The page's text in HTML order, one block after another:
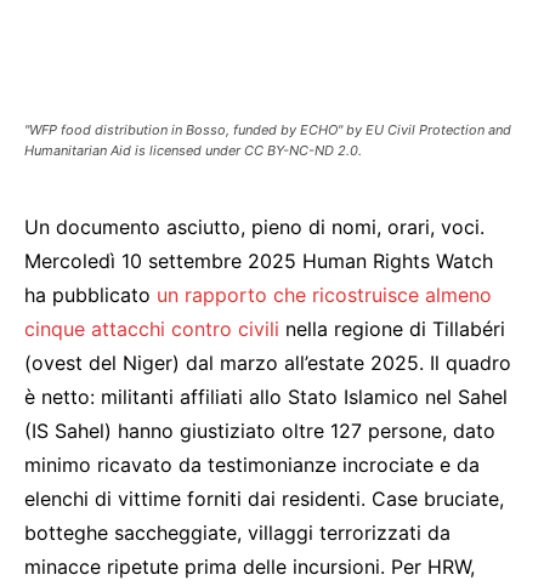
"WFP food distribution in Bosso, funded by ECHO" by EU Civil Protection and
Humanitarian Aid is licensed under CC BY-NC-ND 2.0.
Un documento asciutto, pieno di nomi, orari, voci.
Mercoledì 10 settembre 2025 Human Rights Watch
ha pubblicato un rapporto che ricostruisce almeno
cinque attacchi contro civili nella regione di Tillabéri
(ovest del Niger) dal marzo all’estate 2025. Il quadro
è netto: militanti affiliati allo Stato Islamico nel Sahel
(IS Sahel) hanno giustiziato oltre 127 persone, dato
minimo ricavato da testimonianze incrociate e da
elenchi di vittime forniti dai residenti. Case bruciate,
botteghe saccheggiate, villaggi terrorizzati da
minacce ripetute prima delle incursioni. Per HRW,